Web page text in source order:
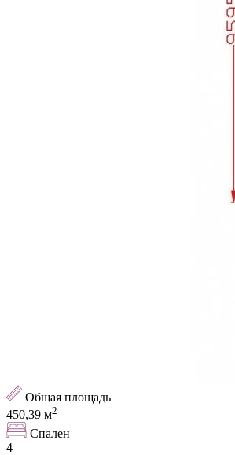
Общая площадь
450,39 м2
Спален
4